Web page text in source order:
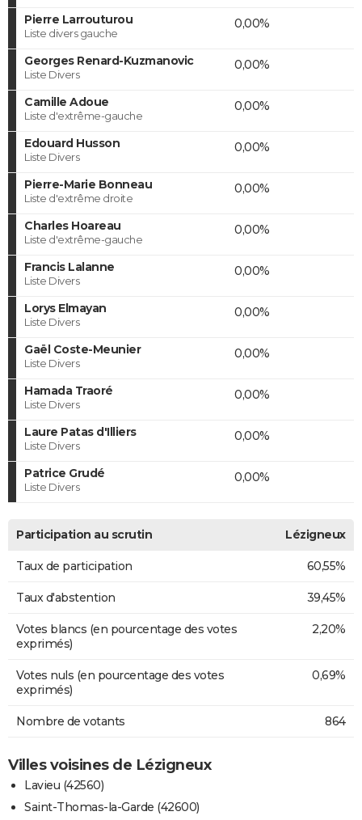
Pierre Larrouturou
Liste divers gauche
0,00%
Georges Renard-Kuzmanovic
Liste Divers
0,00%
Camille Adoue
Liste d'extrême-gauche
0,00%
Edouard Husson
Liste Divers
0,00%
Pierre-Marie Bonneau
Liste d'extrême droite
0,00%
Charles Hoareau
Liste d'extrême-gauche
0,00%
Francis Lalanne
Liste Divers
0,00%
Lorys Elmayan
Liste Divers
0,00%
Gaël Coste-Meunier
Liste Divers
0,00%
Hamada Traoré
Liste Divers
0,00%
Laure Patas d'Illiers
Liste Divers
0,00%
Patrice Grudé
Liste Divers
0,00%
Participation au scrutin Lézigneux
Taux de participation 60,55%
Taux d'abstention 39,45%
Votes blancs (en pourcentage des votes
exprimés)
2,20%
Votes nuls (en pourcentage des votes
exprimés)
0,69%
Nombre de votants 864
Villes voisines de Lézigneux
Lavieu (42560)
Saint-Thomas-la-Garde (42600)